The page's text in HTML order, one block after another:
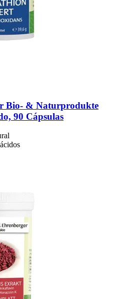
Bio- & Naturprodukte
90 Cápsulas